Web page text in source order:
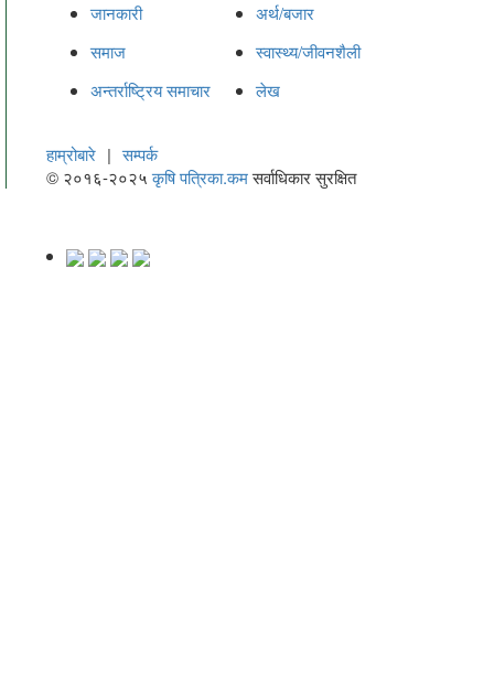
जानकारी
अर्थ/बजार
समाज
स्वास्थ्य/जीवनशैली
अन्तर्राष्ट्रिय समाचार
लेख
हाम्रोबारे | सम्पर्क
© २०१६-२०२५कृषि पत्रिका.कमसर्वाधिकार सुरक्षित